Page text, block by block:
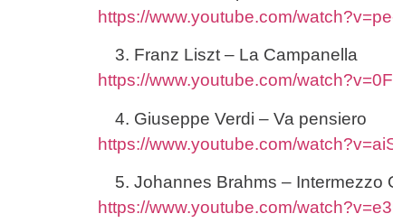
https://www.youtube.com/
Franz Liszt – La Campanella
https://www.youtube.com/
Giuseppe Verdi – Va pensiero
https://www.youtube.com/
Johannes Brahms – Intermezzo
https://www.youtube.com/